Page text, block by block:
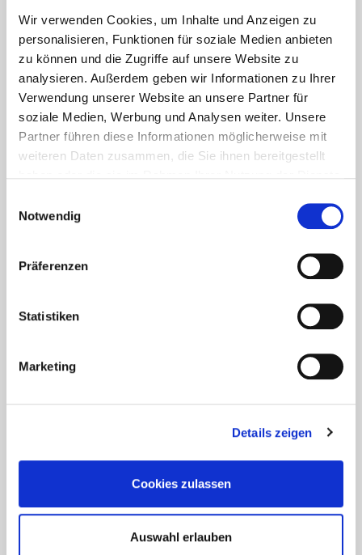
Wir verwenden Cookies, um Inhalte und Anzeigen zu
personalisieren, Funktionen für soziale Medien anbieten
zu können und die Zugriffe auf unsere Website zu
analysieren. Außerdem geben wir Informationen zu Ihrer
Verwendung unserer Website an unsere Partner für
soziale Medien, Werbung und Analysen weiter. Unsere
Partner führen diese Informationen möglicherweise mit
weiteren Daten zusammen, die Sie ihnen bereitgestellt
Notwendig
Präferenzen
Statistiken
Marketing
Details zeigen
Cookies zulassen
Auswahl erlauben
Aktuelles - Nyheter
Ansteckungsgefahren aus dem
17. März 2020